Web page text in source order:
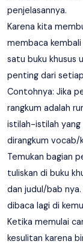
penjelasannya.
Karena kita
membaca
satu buku khusus
penting dari
Contohnya: Jika
rangkum adalah
istilah-istilah yang
dirangkum vocab/
Temukan bagian
tuliskan di buku
dan judul/bab
dibaca lagi di
Ketika memulai
kesulitan karena